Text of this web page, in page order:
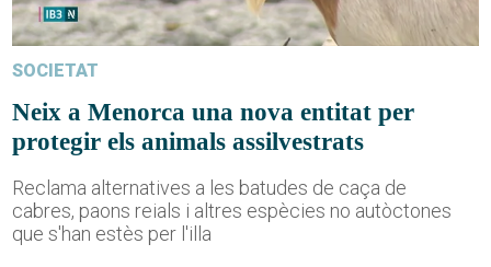
SOCIETAT
Neix a Menorca una nova entitat per
protegir els animals assilvestrats
Reclama alternatives a les batudes de caça de
cabres, paons reials i altres espècies no autòctones
que s'han estès per l'illa